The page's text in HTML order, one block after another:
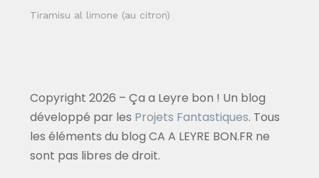
Tiramisu al limone (au citron)
Copyright 2026 – Ça a Leyre bon ! Un blog
développé par les Projets Fantastiques. Tous
les éléments du blog CA A LEYRE BON.FR ne
sont pas libres de droit.